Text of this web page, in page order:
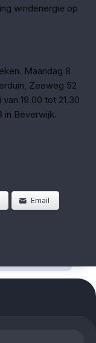
windenergie op
Maandag 8
Zeeweg 52
19.00 tot 21.30
in Beverwijk.
Email